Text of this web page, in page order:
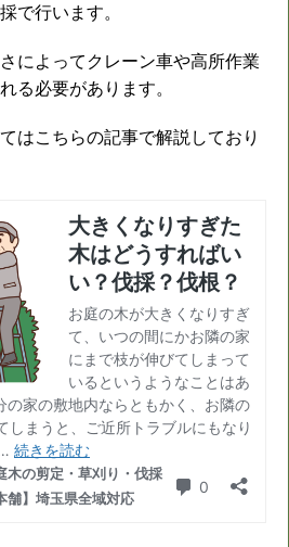
で行います。
によってクレーン車や高所作業
る必要があります。
はこちらの記事で解説しており